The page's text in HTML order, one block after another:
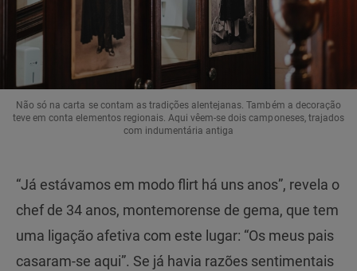
Não só na carta se contam as tradições alentejanas. Também a decoração
teve em conta elementos regionais. Aqui vêem-se dois camponeses, trajados
com indumentária antiga
“Já estávamos em modo flirt há uns anos”, revela o
chef de 34 anos, montemorense de gema, que tem
uma ligação afetiva com este lugar: “Os meus pais
casaram-se aqui”. Se já havia razões sentimentais